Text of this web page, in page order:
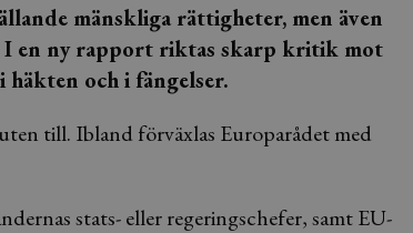
mänskliga rättigheter, men även
I en ny rapport riktas skarp kritik mot
häkten och i fängelser.
till. Ibland förväxlas Europarådet med
stats- eller regeringschefer, samt EU-